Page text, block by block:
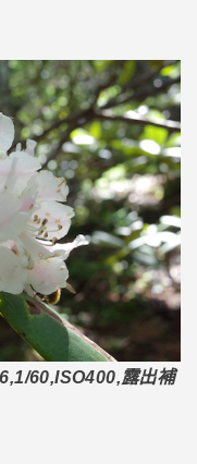
60,ISO400,露出補